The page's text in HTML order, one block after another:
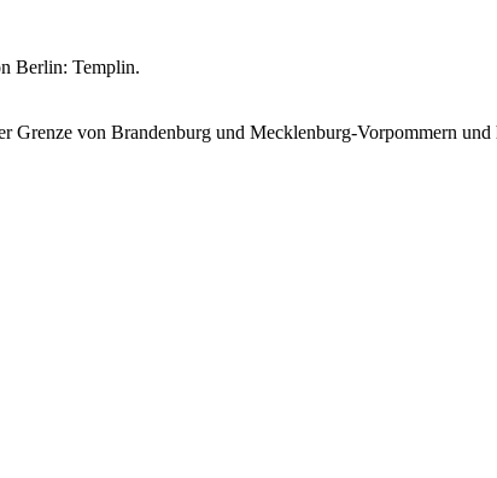
Berlin: Templin.
Grenze von Brandenburg und Mecklenburg-Vorpommern